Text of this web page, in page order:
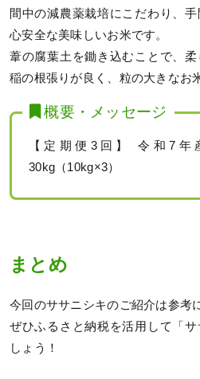
間中の減農薬栽培にこだわり、
心安全な美味しいお米です。
葦の腐葉土を鋤き込むことで、柔
稲の根張りが良く、粒の大きなお
概要・メッセージ
【定期便3回】 令和7
30kg（10kg×3）
まとめ
今回のササニシキのご紹介は参考
ぜひふるさと納税を活用して「
しょう！